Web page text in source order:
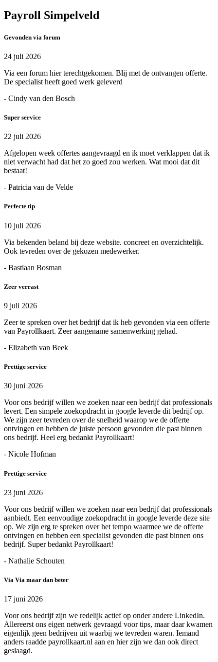
Payroll Simpelveld
Gevonden via forum
24 juli 2026
Via een forum hier terechtgekomen. Blij met de ontvangen offerte.
De specialist heeft goed werk geleverd
- Cindy van den Bosch
Super service
22 juli 2026
Afgelopen week offertes aangevraagd en ik moet verklappen dat ik
niet verwacht had dat het zo goed zou werken. Wat mooi dat dit
bestaat!
- Patricia van de Velde
Perfecte tip
10 juli 2026
Via bekenden beland bij deze website. concreet en overzichtelijk.
Ook tevreden over de gekozen medewerker.
- Bastiaan Bosman
Zeer verrast
9 juli 2026
Zeer te spreken over het bedrijf dat ik heb gevonden via een offerte
van Payrollkaart. Zeer aangename samenwerking gehad.
- Elizabeth van Beek
Prettige service
30 juni 2026
Voor ons bedrijf willen we zoeken naar een bedrijf dat professionals
levert. Een simpele zoekopdracht in google leverde dit bedrijf op.
We zijn zeer tevreden over de snelheid waarop we de offerte
ontvingen en hebben de juiste persoon gevonden die past binnen
ons bedrijf. Heel erg bedankt Payrollkaart!
- Nicole Hofman
Prettige service
23 juni 2026
Voor ons bedrijf willen we zoeken naar een bedrijf dat professionals
aanbiedt. Een eenvoudige zoekopdracht in google leverde deze site
op. We zijn erg te spreken over het tempo waarmee we de offerte
ontvingen en hebben een specialist gevonden die past binnen ons
bedrijf. Super bedankt Payrollkaart!
- Nathalie Schouten
Via Via maar dan beter
17 juni 2026
Voor ons bedrijf zijn we redelijk actief op onder andere LinkedIn.
Allereerst ons eigen netwerk gevraagd voor tips, maar daar kwamen
eigenlijk geen bedrijven uit waarbij we tevreden waren. Iemand
anders raadde payrollkaart.nl aan en hier zijn we dan ook direct
geslaagd.